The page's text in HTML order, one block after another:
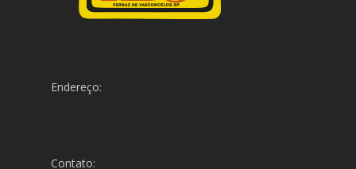
Endereço:
Contato: